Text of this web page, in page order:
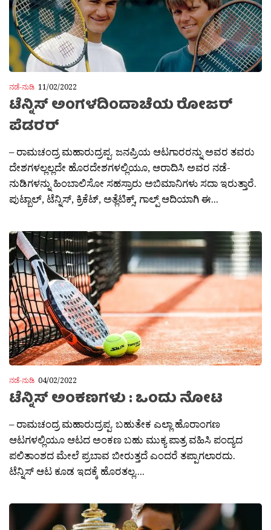
ನಡೆ-ನುಡಿ 11/02/2022
ಟೆನ್ನಿಸ್ ಅಂಗಳದಿಂದಾಚೆಯ ರೋಜರ್
ಪೆಡರರ್
– ರಾಮಚಂದ್ರ ಮಹಾರುದ್ರಪ್ಪ. ಜನಪ್ರಿಯ ಆಟಗಾರರನ್ನು ಅವರ ತವರು
ದೇಶಗಳಲ್ಲಲ್ಲದೇ ಹೊರದೇಶಗಳಲ್ಲಿಯೂ, ಆರಾದಿಸಿ ಅವರ ನಡೆ-
ನುಡಿಗಳನ್ನು ಹಿಂಬಾಲಿಸೋ ಸಹಸ್ರಾರು ಅಬಿಮಾನಿಗಳು ಸದಾ ಇರುತ್ತಾರೆ.
ಪುಟ್ಬಾಲ್, ಟೆನ್ನಿಸ್, ಕ್ರಿಕೆಟ್, ಅತ್ಲೆಟಿಕ್ಸ್, ಗಾಲ್ಪ್ ಆದಿಯಾಗಿ ಈ...
ನಡೆ-ನುಡಿ 04/02/2022
ಟೆನ್ನಿಸ್ ಅಂಕಣಗಳು : ಒಂದು ನೋಟ
– ರಾಮಚಂದ್ರ ಮಹಾರುದ್ರಪ್ಪ. ಬಹುತೇಕ ಎಲ್ಲಾ ಹೊರಾಂಗಣ
ಆಟಗಳಲ್ಲಿಯೂ ಆಟದ ಅಂಕಣ ಬಹು ಮುಕ್ಯ ಪಾತ್ರ ವಹಿಸಿ ಪಂದ್ಯದ
ಪಲಿತಾಂಶದ ಮೇಲೆ ಪ್ರಬಾವ ಬೀರುತ್ತದೆ ಎಂದರೆ ತಪ್ಪಾಗಲಾರದು.
ಟೆನ್ನಿಸ್ ಆಟ ಕೂಡ ಇದಕ್ಕೆ ಹೊರತಲ್ಲ....